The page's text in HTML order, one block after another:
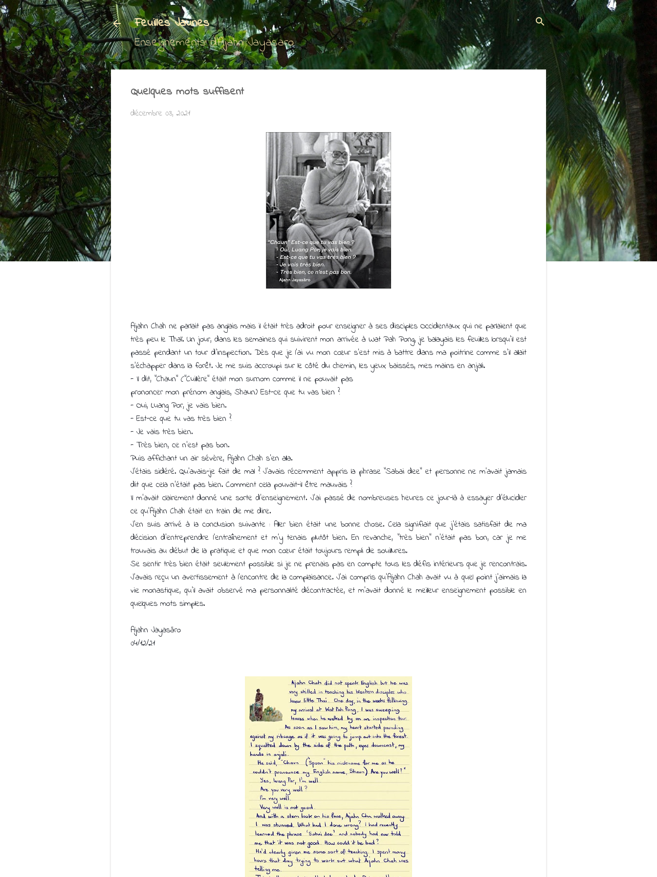
Accéder au contenu principal
Feuilles Jaunes
Enseignements d'Ajahn Jayasaro
Quelques mots suffisent
décembre 03, 2021
Ajahn Chah ne parlait pas anglais mais il était très adroit pour enseigner à ses disciples Occidentaux qui ne parlaient que
très peu le Thaï. Un jour, dans les semaines qui suivirent mon arrivée à Wat Pah Pong, je balayais les feuilles lorsqu’il est
passé pendant un tour d’inspection. Dès que je l’ai vu mon cœur s’est mis à battre dans ma poitrine comme s’il allait
s’échapper dans la forêt. Je me suis accroupi sur le côté du chemin, les yeux baissés, mes mains en anjali.
- Il dit, “Chaun” ("Cuillère" était mon surnom comme il ne pouvait pas
prononcer mon prénom anglais, Shaun) Est-ce que tu vas bien ?
- Oui, Luang Por, je vais bien.
- Est-ce que tu vas très bien ?
- Je vais très bien.
- Très bien, ce n’est pas bon.
Puis affichant un air sévère, Ajahn Chah s’en alla.
J’étais sidéré. Qu’avais-je fait de mal ? J’avais récemment appris la phrase “Sabai dee” et personne ne m’avait jamais
dit que cela n’était pas bien. Comment cela pouvait-il être mauvais ?
Il m’avait clairement donné une sorte d’enseignement. J'ai passé de nombreuses heures ce jour-là à essayer d’élucider
ce qu’Ajahn Chah était en train de me dire.
J’en suis arrivé à la conclusion suivante : Aller bien était une bonne chose. Cela signifiait que j’étais satisfait de ma
décision d’entreprendre l’entraînement et m’y tenais plutôt bien. En revanche, “très bien” n’était pas bon, car je me
trouvais au début de la pratique et que mon cœur était toujours rempli de souillures.
Se sentir très bien était seulement possible si je ne prenais pas en compte tous les défis intérieurs que je rencontrais.
J’avais reçu un avertissement à l'encontre de la complaisance. J’ai compris qu’Ajahn Chah avait vu à quel point j’aimais la
vie monastique, qu’il avait observé ma personnalité décontractée, et m’avait donné le meilleur enseignement possible en
quelques mots simples.
Ajahn Jayasāro
04/12/21